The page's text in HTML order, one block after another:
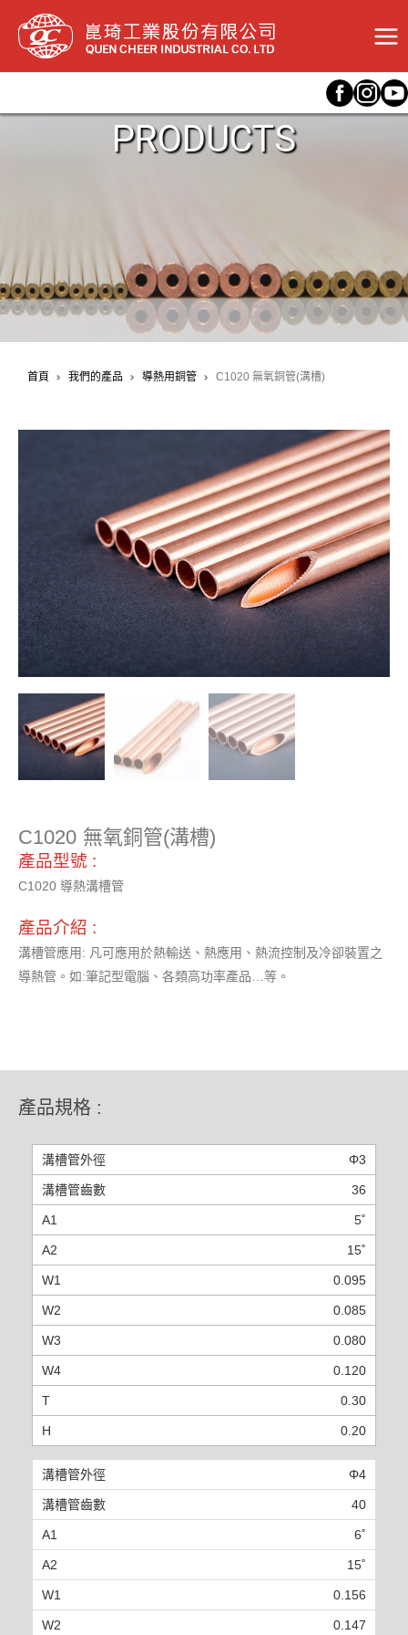
PRODUCTS
首頁 我們的產品 導熱用銅管 C1020 無氧銅管(溝槽)
C1020 無氧銅管(溝槽)
產品型號 :
C1020 導熱溝槽管
產品介紹 :
溝槽管應用: 凡可應用於熱輸送、熱應用、熱流控制及冷卻裝置之
導熱管。如:筆記型電腦、各類高功率產品…等。
產品規格 :
Φ3
36
5˚
15˚
0.095
0.085
0.080
0.120
0.30
0.20
Φ4
40
6˚
15˚
0.156
0.147